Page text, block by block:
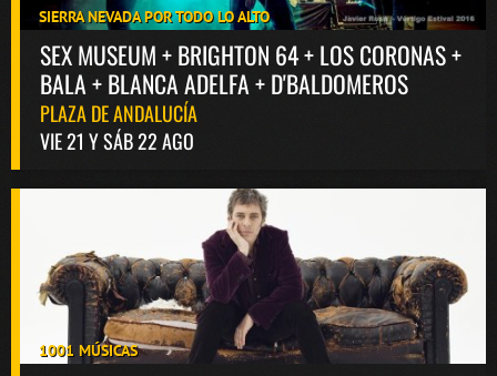
SIERRA NEVADA POR TODO LO ALTO
SEX MUSEUM + BRIGHTON 64 + LOS CORONAS +
BALA + BLANCA ADELFA + D'BALDOMEROS
PLAZA DE ANDALUCÍA
VIE 21 Y SÁB 22 AGO
1001 MÚSICAS